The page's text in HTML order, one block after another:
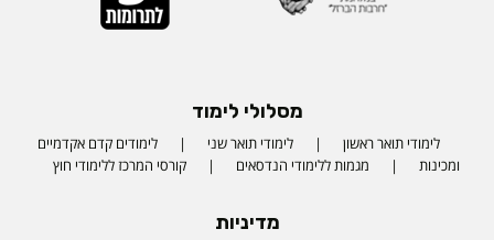
מסלולי לימוד
לימודי תואר ראשון לימודי תואר שני
לימודים קדם אקדמיים
ומכינות
מגמות ללימודי הנדסאים קורסי המרכז ללימודי חוץ
מדיניות